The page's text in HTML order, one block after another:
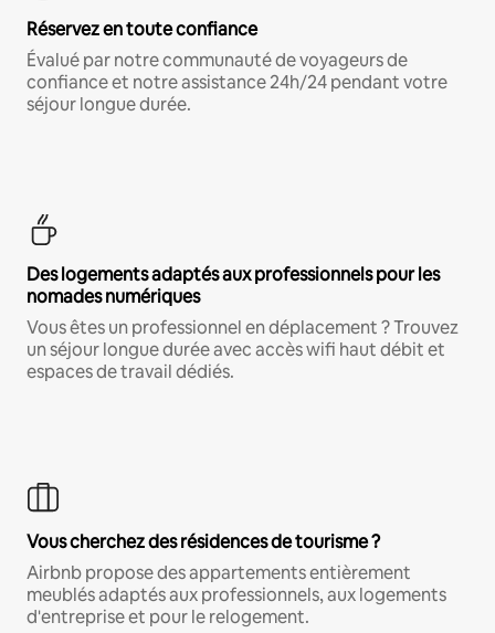
Réservez en toute confiance
Évalué par notre communauté de voyageurs de
confiance et notre assistance 24h/24 pendant votre
séjour longue durée.
Des logements adaptés aux professionnels pour les
nomades numériques
Vous êtes un professionnel en déplacement ? Trouvez
un séjour longue durée avec accès wifi haut débit et
espaces de travail dédiés.
Vous cherchez des résidences de tourisme ?
Airbnb propose des appartements entièrement
meublés adaptés aux professionnels, aux logements
d'entreprise et pour le relogement.